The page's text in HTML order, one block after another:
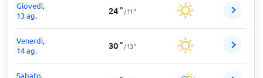
Giovedì,
13 ag.
24° /11°
Venerdì,
14 ag.
30° /13°
Sabato,